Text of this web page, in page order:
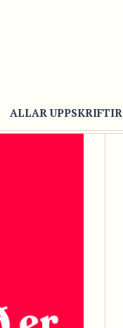
ALLAR UPPSKRIFTIR